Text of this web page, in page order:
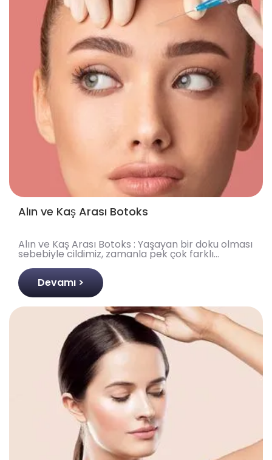
Alın ve Kaş Arası Botoks
Alın ve Kaş Arası Botoks : Yaşayan bir doku olması
sebebiyle cildimiz, zamanla pek çok farklı
deformasyona maruz kalır. Bu deformasyonlar,
genetik fa..
Devamı >